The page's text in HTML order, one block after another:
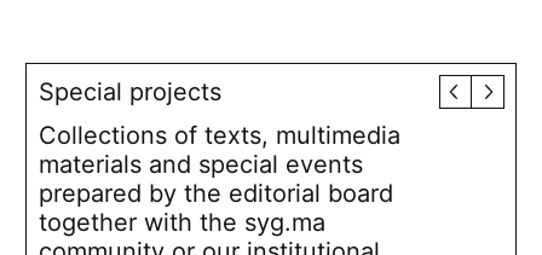
Special projects
Collections of texts, multimedia
materials and special events
prepared by the editorial board
together with the syg.ma